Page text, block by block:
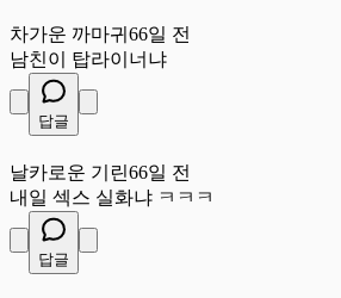
차가운 까마귀 66일 전
남친이 탑라이너냐
답글
날카로운 기린66일 전
내일 섹스 실화냐 ㅋㅋㅋ
답글